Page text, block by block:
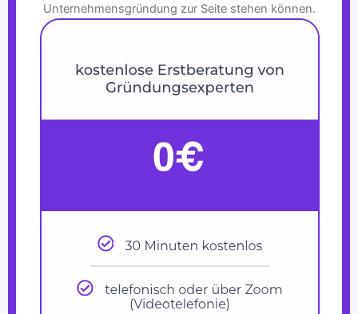
Unternehmensgründung zur Seite stehen können.